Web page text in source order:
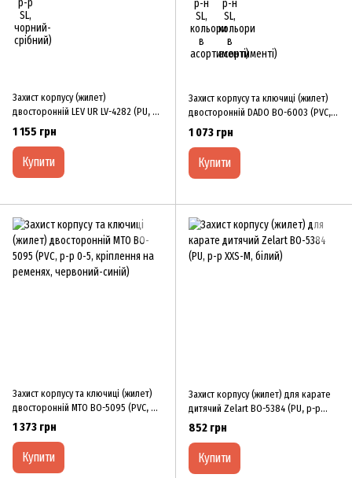
Захист корпусу (жилет)
двосторонній LEV UR LV-4282 (PU, р-
р S-XL, кріплення на ременях, синій-
червоний)
1 155 грн
Купити
Захист корпусу та ключиці (жилет)
двосторонній DADO BO-6003 (PVC,
р-р 0-5, кріплення на ременях,
червоний-синій)
1 073 грн
Купити
Захист корпусу та ключиці (жилет)
двосторонній MTO BO-5095 (PVC, р-
р 0-5, кріплення на ременях,
червоний-синій)
1 373 грн
Купити
Захист корпусу (жилет) для карате
дитячий Zelart BO-5384 (PU, р-р
XXS-M, білий)
852 грн
Купити